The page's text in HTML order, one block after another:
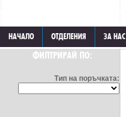
НАЧАЛО ОТДЕЛЕНИЯ ЗА НАС
ФИЛТРИРАЙ ПО:
Тип на поръчката: